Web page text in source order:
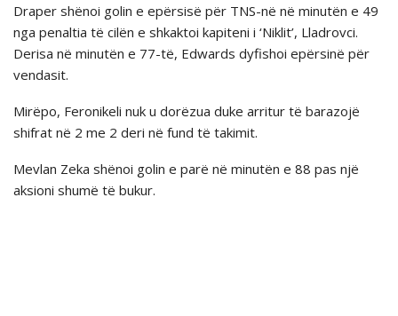
Draper shënoi golin e epërsisë për TNS-në në minutën e 49
nga penaltia të cilën e shkaktoi kapiteni i ‘Niklit’, Lladrovci.
Derisa në minutën e 77-të, Edwards dyfishoi epërsinë për
vendasit.
Mirëpo, Feronikeli nuk u dorëzua duke arritur të barazojë
shifrat në 2 me 2 deri në fund të takimit.
Mevlan Zeka shënoi golin e parë në minutën e 88 pas një
aksioni shumë të bukur.